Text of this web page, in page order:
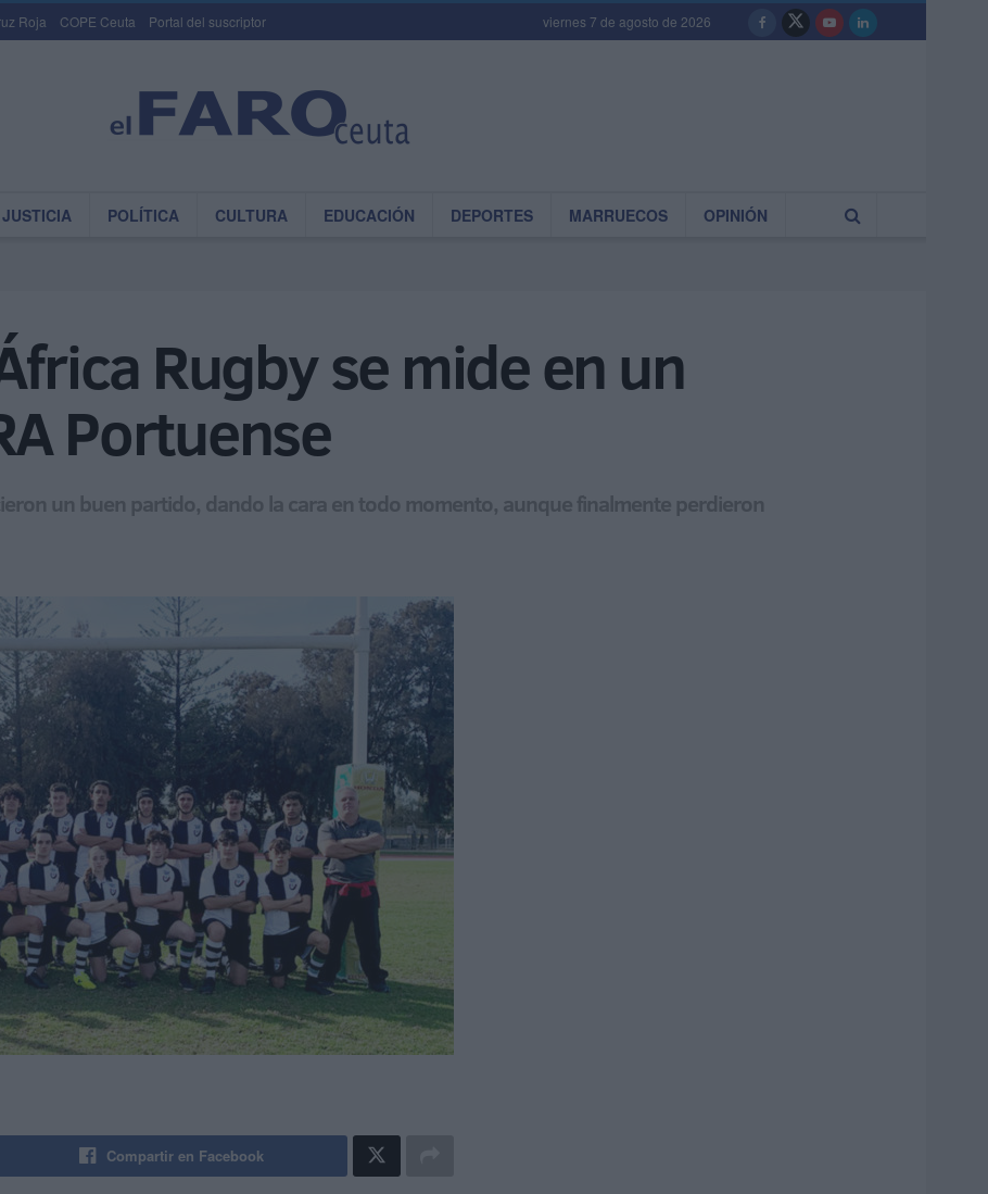
Roja COPE Ceuta Portal del suscriptor viernes 7 de agosto de 2026
JUSTICIA POLÍTICA CULTURA EDUCACIÓN DEPORTES MARRUECOS OPINIÓN
Rugby se mide en un
Portuense
un buen partido, dando la cara en todo momento, aunque finalmente perdieron
Compartir en Facebook